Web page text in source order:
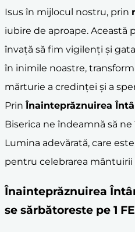
Isus în mijlocul nostru, prin
iubire de aproape. Această
învață să fim vigilenți și
în inimile noastre,
mărturie a credinței și a
PrinÎnainteprăznuirea
Biserica ne îndeamnă să
Lumina adevărată, care
pentru celebrarea mântuirii
Înainteprăznuirea
se sărbătoreste pe 1